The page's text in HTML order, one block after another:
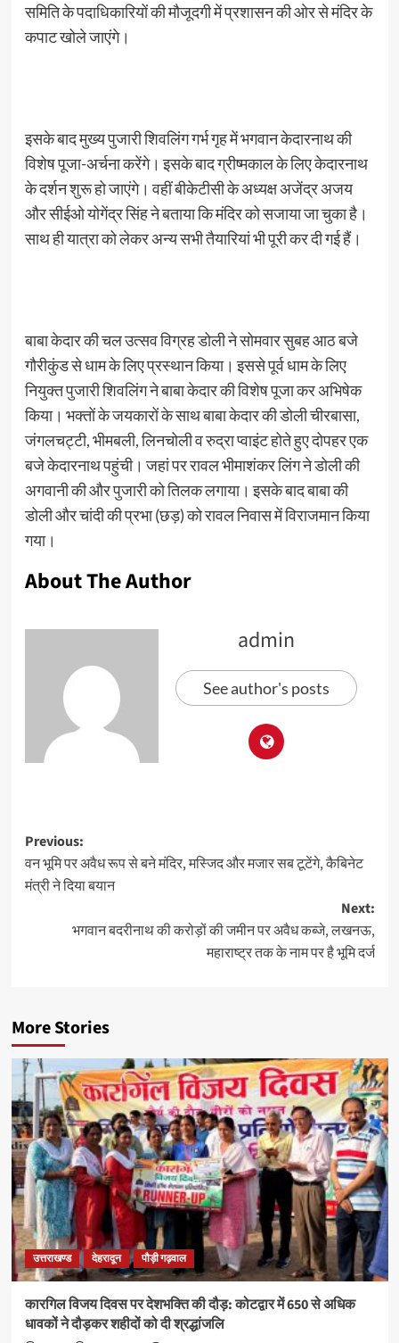
समिति के पदाधिकारियों की मौजूदगी में प्रशासन की ओर से मंदिर के
कपाट खोले जाएंगे।
इसके बाद मुख्य पुजारी शिवलिंग गर्भ गृह में भगवान केदारनाथ की
विशेष पूजा-अर्चना करेंगे। इसके बाद ग्रीष्मकाल के लिए केदारनाथ
के दर्शन शुरू हो जाएंगे। वहीं बीकेटीसी के अध्यक्ष अजेंद्र अजय
और सीईओ योगेंद्र सिंह ने बताया कि मंदिर को सजाया जा चुका है।
साथ ही यात्रा को लेकर अन्य सभी तैयारियां भी पूरी कर दी गई हैं।
बाबा केदार की चल उत्सव विग्रह डोली ने सोमवार सुबह आठ बजे
गौरीकुंड से धाम के लिए प्रस्थान किया। इससे पूर्व धाम के लिए
नियुक्त पुजारी शिवलिंग ने बाबा केदार की विशेष पूजा कर अभिषेक
किया। भक्तों के जयकारों के साथ बाबा केदार की डोली चीरबासा,
जंगलचट्टी, भीमबली, लिनचोली व रुद्रा प्वाइंट होते हुए दोपहर एक
बजे केदारनाथ पहुंची। जहां पर रावल भीमाशंकर लिंग ने डोली की
अगवानी की और पुजारी को तिलक लगाया। इसके बाद बाबा की
डोली और चांदी की प्रभा (छड़) को रावल निवास में विराजमान किया
गया।
About The Author
admin
See author's posts
Previous:
वन भूमि पर अवैध रूप से बने मंदिर, मस्जिद और मजार सब टूटेंगे, कैबिनेट
मंत्री ने दिया बयान
Next:
भगवान बदरीनाथ की करोड़ों की जमीन पर अवैध कब्जे, लखनऊ,
महाराष्ट्र तक के नाम पर है भूमि दर्ज
More Stories
उत्तराखण्ड देहरादून पौड़ी गढ़वाल
कारगिल विजय दिवस पर देशभक्ति की दौड़: कोटद्वार में 650 से अधिक
धावकों ने दौड़कर शहीदों को दी श्रद्धांजलि